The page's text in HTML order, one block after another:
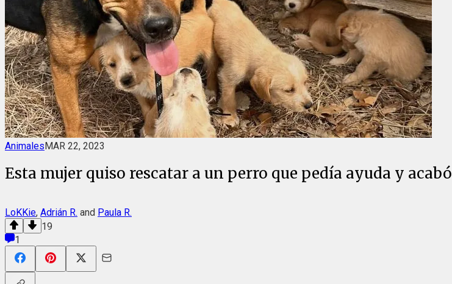
AnimalesMAR 22, 2023
Esta mujer quiso rescatar a un perro que pedía ayuda y
LoKKie, Adrián R. and Paula R.
19
1